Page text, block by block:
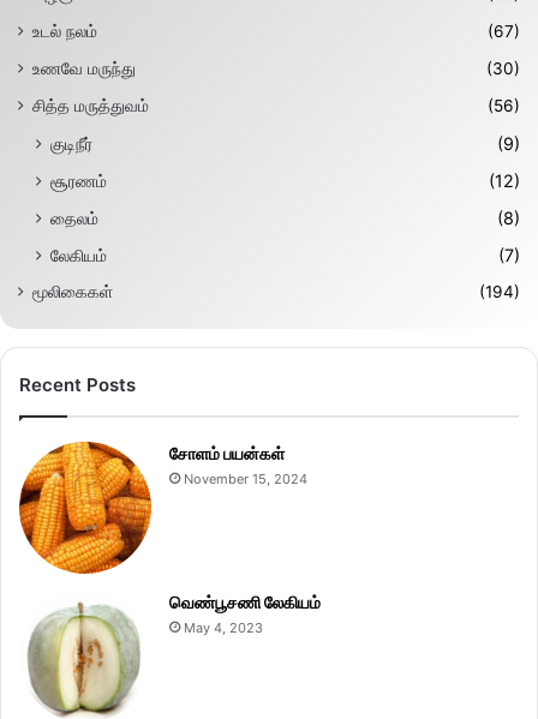
உடல் நலம்
(67)
உணவே மருந்து
(30)
சித்த மருத்துவம்
(56)
குடிநீர்
(9)
சூரணம்
(12)
தைலம்
(8)
லேகியம்
(7)
மூலிகைகள் (194)
Recent Posts
சோளம் பயன்கள்
November 15, 2024
வெண்பூசணி லேகியம்
May 4, 2023